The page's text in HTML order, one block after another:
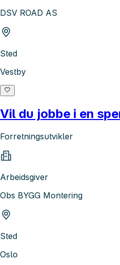
DSV ROAD AS
Sted
Vestby
Vil du jobbe i en
Forretningsutvikler
Arbeidsgiver
Obs BYGG Montering
Sted
Oslo